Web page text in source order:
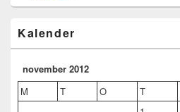
Kalender
november 2012
M
T O T